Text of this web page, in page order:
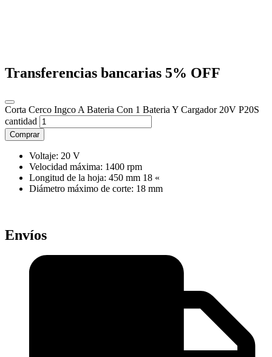
Transferencias bancarias 5% OFF
Corta Cerco Ingco A Bateria Con 1 Bateria Y Cargador 20V P20S
cantidad
Comprar
Voltaje: 20 V
Velocidad máxima: 1400 rpm
Longitud de la hoja: 450 mm 18 «
Diámetro máximo de corte: 18 mm
Envíos